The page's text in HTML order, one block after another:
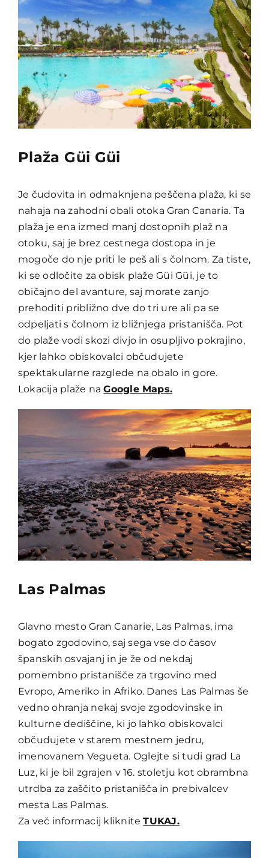
Plaža Güi Güi
Je čudovita in odmaknjena peščena plaža, ki se
nahaja na zahodni obali otoka Gran Canaria. Ta
plaža je ena izmed manj dostopnih plaž na
otoku, saj je brez cestnega dostopa in je
mogoče do nje priti le peš ali s čolnom. Za tiste,
ki se odločite za obisk plaže Güi Güi, je to
običajno del avanture, saj morate zanjo
prehoditi približno dve do tri ure ali pa se
odpeljati s čolnom iz bližnjega pristanišča. Pot
do plaže vodi skozi divjo in osupljivo pokrajino,
kjer lahko obiskovalci občudujete
spektakularne razglede na obalo in gore.
Lokacija plaže naGoogle Maps.
Las Palmas
Glavno mesto Gran Canarie, Las Palmas, ima
bogato zgodovino, saj sega vse do časov
španskih osvajanj in je že od nekdaj
pomembno pristanišče za trgovino med
Evropo, Ameriko in Afriko. Danes Las Palmas še
vedno ohranja nekaj svoje zgodovinske in
kulturne dediščine, ki jo lahko obiskovalci
občudujete v starem mestnem jedru,
imenovanem Vegueta. Oglejte si tudi grad La
Luz, ki je bil zgrajen v 16. stoletju kot obrambna
utrdba za zaščito pristanišča in prebivalcev
mesta Las Palmas.
Za več informacij klikniteTUKAJ.